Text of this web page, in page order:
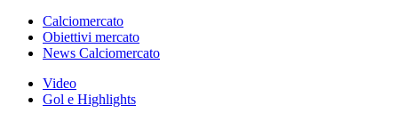
Calciomercato
Obiettivi mercato
News Calciomercato
Video
Gol e Highlights